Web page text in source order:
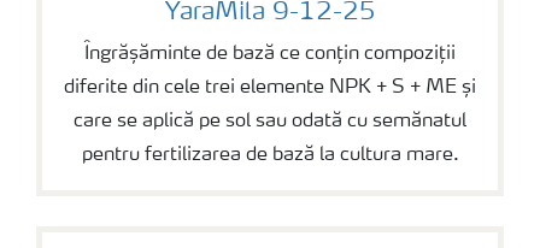
YaraMila 9-12-25
Îngrășăminte de bază ce conțin compoziții
diferite din cele trei elemente NPK + S + ME și
care se aplică pe sol sau odată cu semănatul
pentru fertilizarea de bază la cultura mare.